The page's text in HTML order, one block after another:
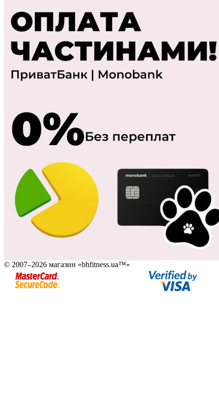
© 2007–2026 магазин «bhfitness.ua™»